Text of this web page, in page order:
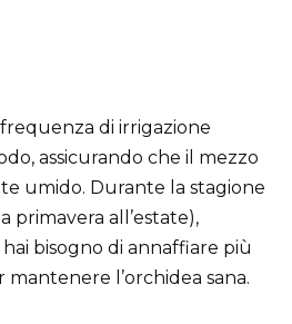
di irrigazione
assicurando che il mezzo
umido. Durante la stagione
primavera all’estate),
bisogno di annaffiare più
l’orchidea sana.